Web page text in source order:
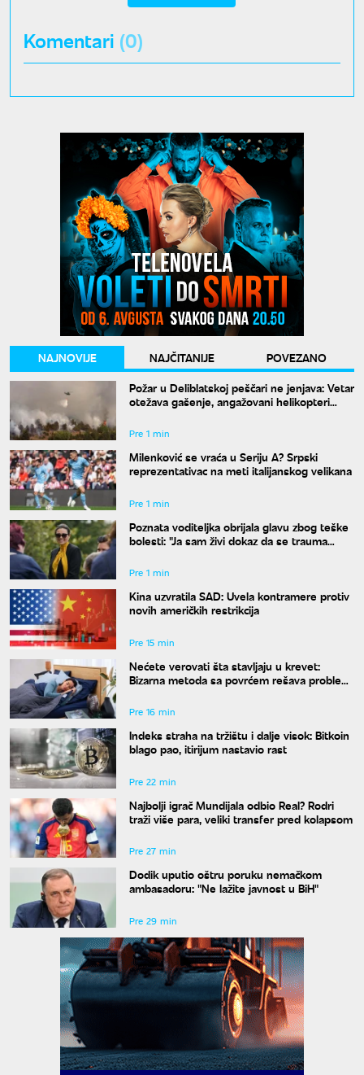
Komentari (0)
NAJNOVIJE NAJČITANIJE
POVEZANO
Požar u Deliblatskoj peščari ne jenjava: Vetar
otežava gašenje, angažovani helikopteri
Pre 1 min
Milenković se vraća u Seriju A? Srpski
reprezentativac na meti italijanskog velikana
Pre 1 min
Poznata voditeljka obrijala glavu zbog teške
bolesti: "Ja sam živi dokaz da se trauma
Pre 1 min
Kina uzvratila SAD: Uvela kontramere protiv
novih američkih restrikcija
Pre 15 min
Nećete verovati šta stavljaju u krevet:
Bizarna metoda sa povrćem rešava problem
Pre 16 min
Indeks straha na tržištu i dalje visok: Bitkoin
blago pao, itirijum nastavio rast
Pre 22 min
Najbolji igrač Mundijala odbio Real? Rodri
traži više para, veliki transfer pred kolapsom
Pre 27 min
Dodik uputio oštru poruku nemačkom
ambasadoru: "Ne lažite javnost u BiH"
Pre 29 min